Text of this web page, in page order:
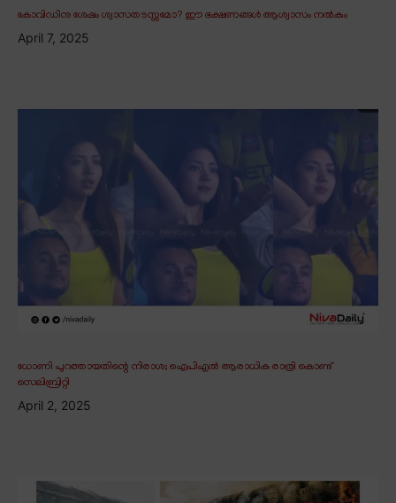
കോവിഡിനു ശേഷം ശ്വാസതടസ്സമോ? ഈ ഭക്ഷണങ്ങൾ ആശ്വാസം നൽകും
April 7, 2025
ധോണി പുറത്തായതിന്റെ നിരാശ; ഐപിഎൽ ആരാധിക രാത്രി കൊണ്ട്
സെലിബ്രിറ്റി
April 2, 2025